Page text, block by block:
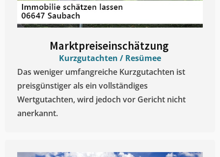
Marktpreiseinschätzung ​
Kurzgutachten / Resümee
Das weniger umfangreiche Kurzgutachten ist
preisgünstiger als ein vollständiges
Wertgutachten, wird jedoch vor Gericht nicht
anerkannt.